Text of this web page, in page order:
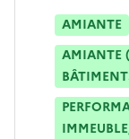
AMIANTE
AMIANTE